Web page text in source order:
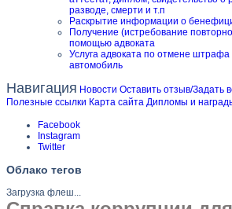
разводе, смерти и т.п
Раскрытие информации о
Получение (истребование
помощью адвоката
Услуга адвоката по отмене
автомобиль
Навигация Новости Оставить отзыв/Задать
Полезные ссылки Карта сайта Дипломы и
Facebook
Instagram
Twitter
Облако тегов
Загрузка флеш...